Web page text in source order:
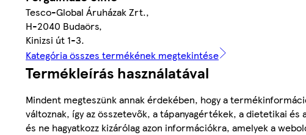
Tesco-Global Áruházak Zrt.,
H-2040 Budaörs,
Kinizsi út 1-3.
Kategória összes termékének megtekintése
Termékleírás használatával
Mindent megteszünk annak érdekében, hogy a
változnak, így az összetevők, a tápanyagértékek, a dietetikai
és ne hagyatkozz kizárólag azon információkra, amelyek a